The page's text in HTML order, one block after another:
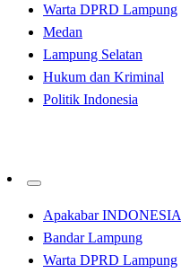
Warta DPRD Lampung
Medan
Lampung Selatan
Hukum dan Kriminal
Politik Indonesia
Apakabar INDONESIA
Bandar Lampung
Warta DPRD Lampung